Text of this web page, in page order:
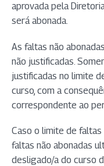
aprovada pela
será abonada.
As faltas não
não justificadas.
justificadas no limite
curso, com a
correspondente ao
Caso o limite de
faltas não abonadas
desligado/a do curso